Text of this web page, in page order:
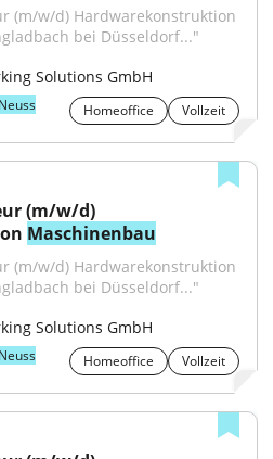
bei Düsseldorf..."
Solutions GmbH
Neuss Homeoffice Vollzeit
(m/w/d)
Maschinenbau
bei Düsseldorf..."
Solutions GmbH
Neuss Homeoffice Vollzeit